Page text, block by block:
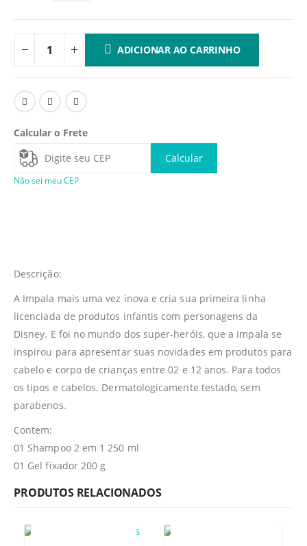
ADICIONAR AO CARRINHO
Calcular o Frete
Calcular
Não sei meu CEP
Descrição:
A Impala mais uma vez inova e cria sua primeira linha
licenciada de produtos infantis com personagens da
Disney. E foi no mundo dos super-heróis, que a Impala se
inspirou para apresentar suas novidades em produtos para
cabelo e corpo de crianças entre 02 e 12 anos. Para todos
os tipos e cabelos. Dermatologicamente testado, sem
parabenos.
Contem:
01 Shampoo 2 em 1 250 ml
01 Gel fixador 200 g
PRODUTOS RELACIONADOS